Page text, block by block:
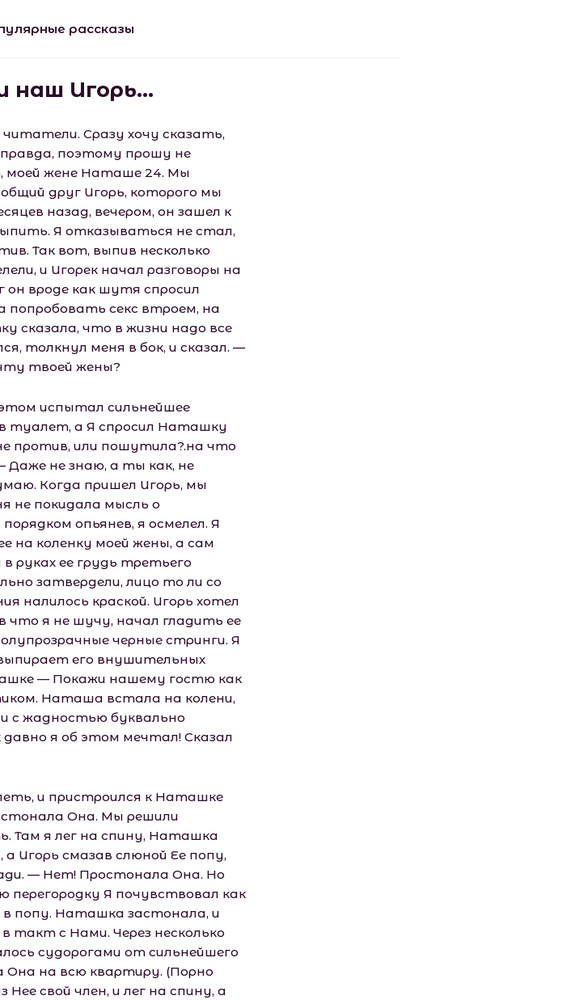
рассказы
наш Игорь…
Сразу хочу сказать,
поэтому прошу не
моей жене Наташе 24. Мы
друг Игорь, которого мы
назад, вечером, он зашел к
Я отказываться не стал,
Так вот, выпив несколько
и Игорек начал разговоры на
вроде как шутя спросил
секс втроем, на
что в жизни надо все
толкнул меня в бок, и сказал. —
твоей жены?
испытал сильнейшее
туалет, а Я спросил Наташку
против, или пошутила?.на что
не знаю, а ты как, не
Когда пришел Игорь, мы
не покидала мысль о
опьянев, я осмелел. Я
на коленку моей жены, а сам
руках ее грудь третьего
затвердели, лицо то ли со
налилось краской. Игорь хотел
что я не шучу, начал гладить ее
черные стринги. Я
его внушительных
— Покажи нашему гостю как
Наташа встала на колени,
с жадностью буквально
давно я об этом мечтал! Сказал
и пристроился к Наташке
Она. Мы решили
Там я лег на спину, Наташка
а Игорь смазав слюной Ее попу,
— Нет! Простонала Она. Но
перегородку Я почувствовал как
в попу. Наташка застонала, и
такт с Нами. Через несколько
судорогами от сильнейшего
Она на всю квартиру. (Порно
свой член, и лег на спину, а